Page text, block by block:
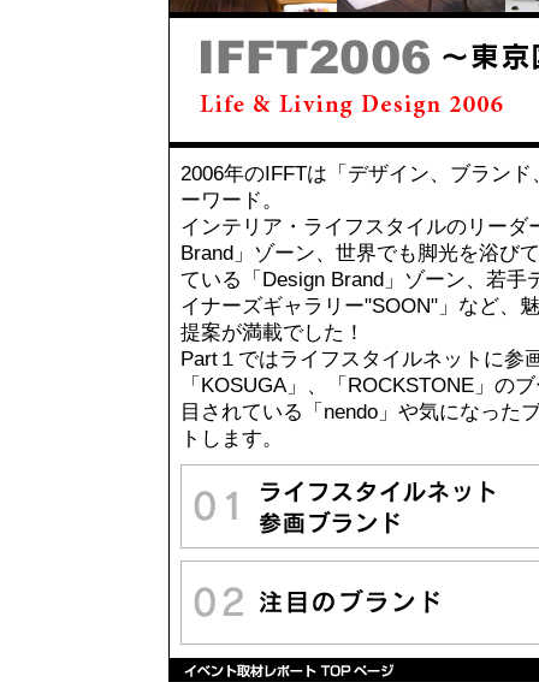
2006年のIFFTは「デザイン、ブラン
ーワード。
インテリア・ライフスタイルのリーダ
Brand」ゾーン、 世界でも脚光を浴び
ている「Design Brand」ゾーン、若手
イナーズギャラリー"SOON"」など、
提案が満載でした！
Part１ではライフスタイルネットに参
「KOSUGA」、「ROCKSTONE」の
目されている「nendo」や気になった
トします。